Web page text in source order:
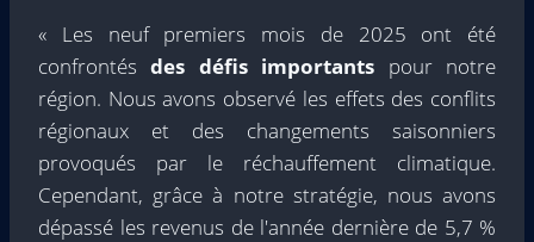
« Les neuf premiers mois de 2025 ont été
confrontésdes défis importants pour notre
région. Nous avons observé les effets des conflits
régionaux et des changements saisonniers
provoqués par le réchauffement climatique.
Cependant, grâce à notre stratégie, nous avons
dépassé les revenus de l'année dernière de 5,7 %